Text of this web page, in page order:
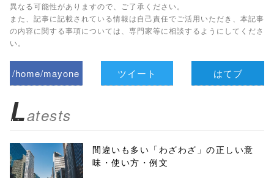
異なる可能性がありますので、ご了承ください。
また、記事に記載されている情報は自己責任でご活用いただき、本記事
の内容に関する事項については、専門家等に相談するようにしてくださ
い。
/home/mayone
biz.jp/public_ht
ml/wp-
content/themes
ツイート はてブ
Latests
間違いも多い「わざわざ」の正しい意
味・使い方・例文